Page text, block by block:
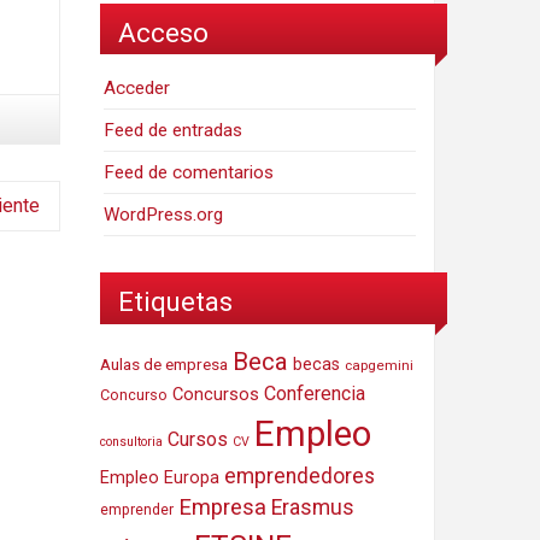
Acceso
Acceder
Feed de entradas
Feed de comentarios
WordPress.org
Etiquetas
Aulas de empresa Beca becas capgemini
Concurso Concursos Conferencia
consultoria Cursos CV Empleo
Empleo Europa emprendedores
emprender Empresa Erasmus